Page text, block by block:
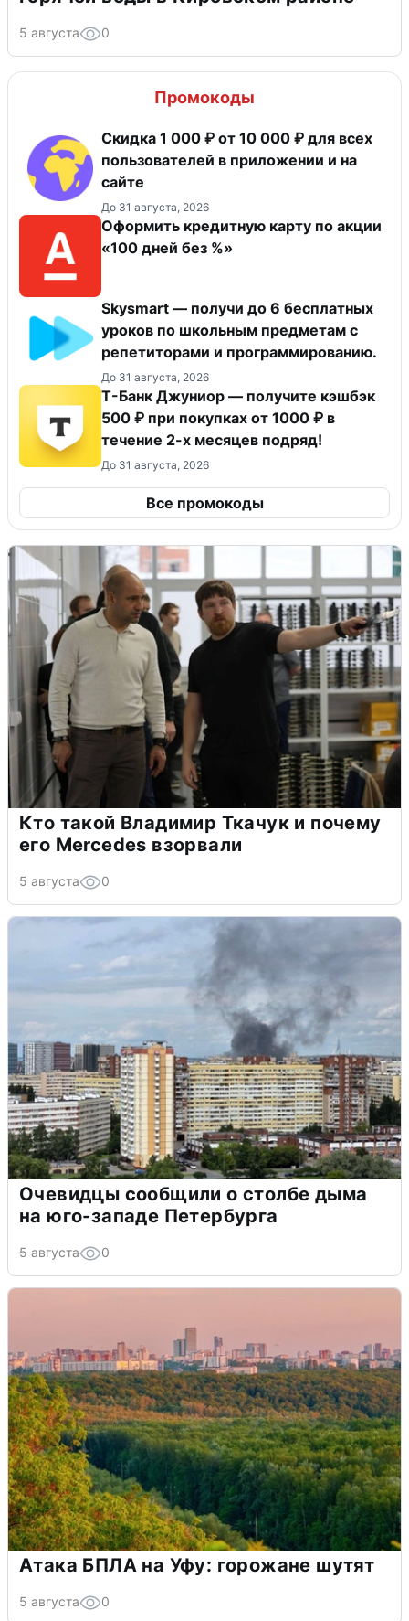
5 августа 0
Промокоды
Скидка 1 000 ₽ от 10 000 ₽ для всех
пользователей в приложении и на
сайте
До 31 августа, 2026
Оформить кредитную карту по акции
«100 дней без %»
Skysmart — получи до 6 бесплатных
уроков по школьным предметам с
репетиторами и программированию.
До 31 августа, 2026
Т-Банк Джуниор — получите кэшбэк
500 ₽ при покупках от 1000 ₽ в
течение 2-х месяцев подряд!
До 31 августа, 2026
Все промокоды
Кто такой Владимир Ткачук и почему
его Mercedes взорвали
5 августа 0
Очевидцы сообщили о столбе дыма
на юго-западе Петербурга
5 августа 0
Атака БПЛА на Уфу: горожане шутят
5 августа 0